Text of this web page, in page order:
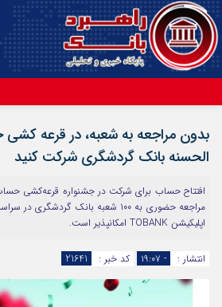
آپارات
بدون مراجعه به شعبه، در قرعه
الحسنه بانک گردشگری شرکت کنید
افتتاح حساب برای شرکت در جشنواره قرعه‌کشی
مراجعه حضوری به ۱۰۰ شعبه بانک
اپلیکیشن TOBANK امکانپذیر است.
انتشار : - ۱۹:۰۷ کد خبر : 21641